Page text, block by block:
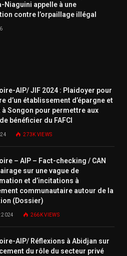
Niaguini appelle à une
contre l’orpaillage illégal
AIP/ JIF 2024 : Plaidoyer pour
d’un établissement d’épargne et
Songon pour permettre aux
bénéficier du FAFCI
273KVIEWS
– AIP – Fact-checking / CAN
sur une vague de
et d’incitations à
communautaire autour de la
(Dossier)
2024 266KVIEWS
AIP/ Réflexions à Abidjan sur
du rôle du secteur privé